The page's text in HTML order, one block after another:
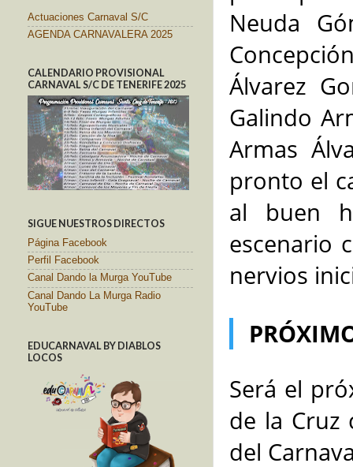
Neuda
Álvarez
Galindo
Armas
pronto el
al buen
escenario
nervios
Será el
de la Cruz
del
Actuaciones Carnaval S/C
AGENDA CARNAVALERA 2025
CALENDARIO PROVISIONAL
CARNAVAL S/C DE TENERIFE 2025
SIGUE NUESTROS DIRECTOS
Página Facebook
Perfil Facebook
Canal Dando la Murga YouTube
Canal Dando La Murga Radio
YouTube
EDUCARNAVAL BY DIABLOS
LOCOS